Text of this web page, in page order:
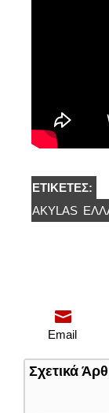
ΕΤΙΚΈΤΕΣ:
AKYLAS
Email
Σχετικά